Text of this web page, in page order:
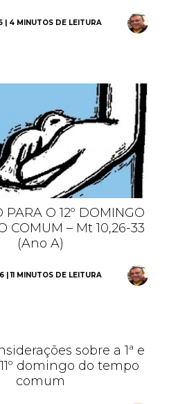
4 MINUTOS DE LEITURA
PARA O 12º DOMINGO
COMUM – Mt 10,26-33
(Ano A)
11 MINUTOS DE LEITURA
sobre a 1ª e
domingo do tempo
comum